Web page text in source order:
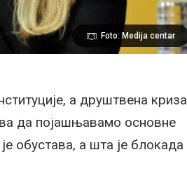
Foto: Medija centar
а друштвена криза
да појашњавамо основне
обустава, а шта је блокада